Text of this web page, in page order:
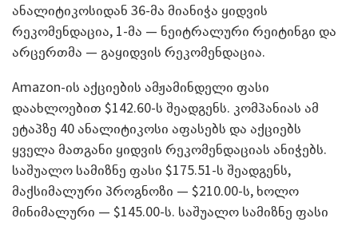
ანალიტიკოსიდან 36-მა მიანიჭა ყიდვის
რეკომენდაცია, 1-მა — ნეიტრალური რეიტინგი და
არცერთმა — გაყიდვის რეკომენდაცია.
Amazon-ის აქციების ამჟამინდელი ფასი
დაახლოებით $142.60-ს შეადგენს. კომპანიას ამ
ეტაპზე 40 ანალიტიკოსი აფასებს და აქციებს
ყველა მათგანი ყიდვის რეკომენდაციას ანიჭებს.
საშუალო სამიზნე ფასი $175.51-ს შეადგენს,
მაქსიმალური პროგნოზი — $210.00-ს, ხოლო
მინიმალური — $145.00-ს. საშუალო სამიზნე ფასი